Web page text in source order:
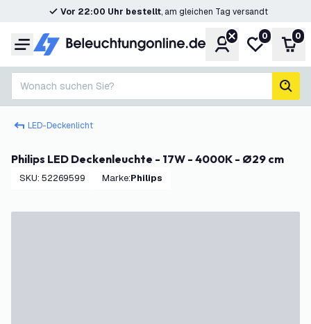
Vor 22:00 Uhr bestellt, am gleichen Tag versandt
Menü KontoMeine
0 0
Wonach suchen Sie?
LED-Deckenlicht
Philips LED Deckenleuchte - 17W - 4000K - Ø29 cm
SKU: 52269599 Marke: Philips